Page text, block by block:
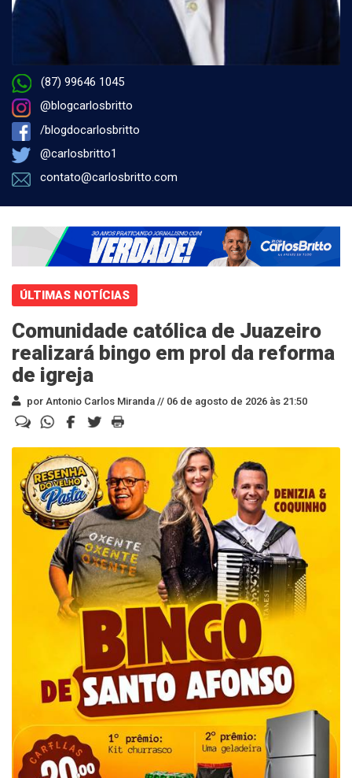
(87) 99646 1045
@blogcarlosbritto
/blogdocarlosbritto
@carlosbritto1
contato@carlosbritto.com
ÚLTIMAS NOTÍCIAS
Comunidade católica de Juazeiro
realizará bingo em prol da reforma
de igreja
por Antonio Carlos Miranda // 06 de agosto de 2026 às 21:50